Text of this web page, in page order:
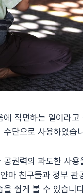
직면하는 일이라고
단으로 사용하였습
권력의 과도한 사
마 친구들과 정부
쉽게 볼 수 있습니